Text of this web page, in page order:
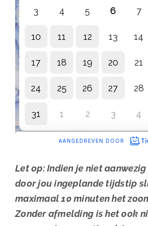
Let op: Indien je niet
door jou ingeplande tijdstip
maximaal 10 minuten het
Zonder afmelding is het ook